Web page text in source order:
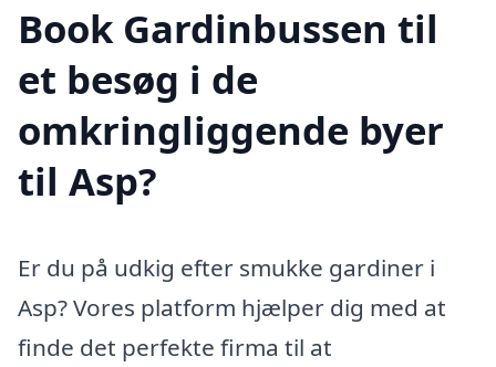
Book Gardinbussen til
et besøg i de
omkringliggende byer
til Asp?
Er du på udkig efter smukke gardiner i
Asp? Vores platform hjælper dig med at
finde det perfekte firma til at